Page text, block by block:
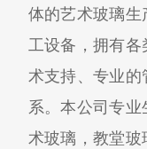
体的艺术玻璃生
工设备，拥有
术支持、专业
系。本公司专
术玻璃，教堂